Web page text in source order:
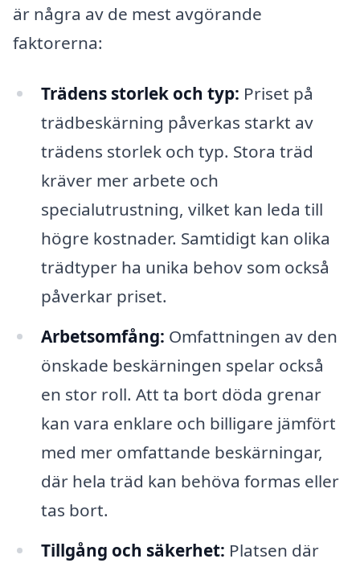
är några av de mest avgörande
faktorerna:
Trädens storlek och typ: Priset på
trädbeskärning påverkas starkt av
trädens storlek och typ. Stora träd
kräver mer arbete och
specialutrustning, vilket kan leda till
högre kostnader. Samtidigt kan olika
trädtyper ha unika behov som också
påverkar priset.
Arbetsomfång: Omfattningen av den
önskade beskärningen spelar också
en stor roll. Att ta bort döda grenar
kan vara enklare och billigare jämfört
med mer omfattande beskärningar,
där hela träd kan behöva formas eller
tas bort.
Tillgång och säkerhet: Platsen där